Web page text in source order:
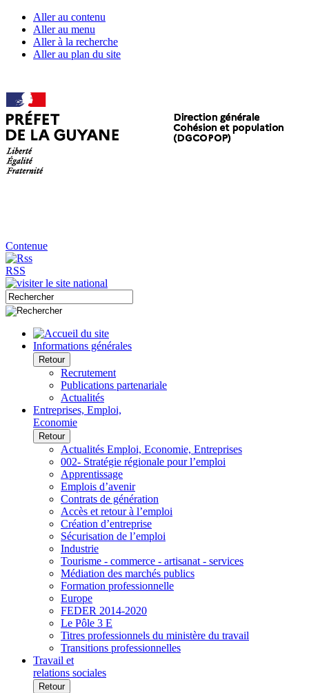
Aller au contenu
Aller au menu
Aller à la recherche
Aller au plan du site
Contenue
RSS
Informations générales
Retour
Recrutement
Publications partenariale
Actualités
Entreprises, Emploi,
Economie
Retour
Actualités Emploi, Economie, Entreprises
002- Stratégie régionale pour l’emploi
Apprentissage
Emplois d’avenir
Contrats de génération
Accès et retour à l’emploi
Création d’entreprise
Sécurisation de l’emploi
Industrie
Tourisme - commerce - artisanat - services
Médiation des marchés publics
Formation professionnelle
Europe
FEDER 2014-2020
Le Pôle 3 E
Titres professionnels du ministère du travail
Transitions professionnelles
Travail et
relations sociales
Retour